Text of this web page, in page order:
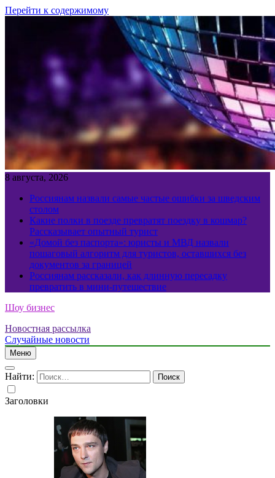
Перейти к содержимому
8 августа, 2026
Россиянам назвали самые частые ошибки за шведским
столом
Какие полки в поезде превратят поездку в кошмар?
Рассказывает опытный турист
«Домой без паспорта»: юристы и МВД назвали
пошаговый алгоритм для туристов, оставшихся без
документов за границей
Россиянам рассказали, как длинную пересадку
превратить в мини-путешествие
Шоу бизнес
Новостная рассылка
Случайные новости
Меню
Найти:
Заголовки